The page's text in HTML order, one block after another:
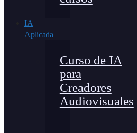
IA
Aplicada
Curso de IA
para
Creadores
Audiovisuales